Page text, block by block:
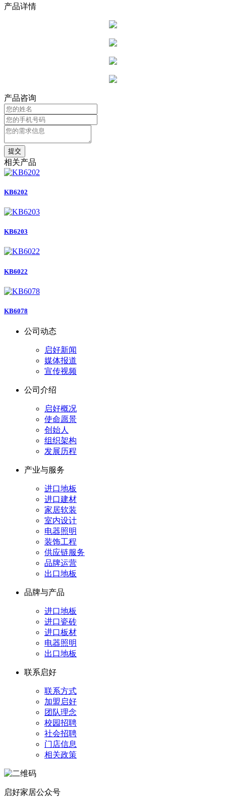
产品详情
产品咨询
提交
相关产品
KB6202
KB6203
KB6022
KB6078
公司动态
启好新闻
媒体报道
宣传视频
公司介绍
启好概况
使命愿景
创始人
组织架构
发展历程
产业与服务
进口地板
进口建材
家居软装
室内设计
电器照明
装饰工程
供应链服务
品牌运营
出口地板
品牌与产品
进口地板
进口瓷砖
进口板材
电器照明
出口地板
联系启好
联系方式
加盟启好
团队理念
校园招聘
社会招聘
门店信息
相关政策
启好家居公众号